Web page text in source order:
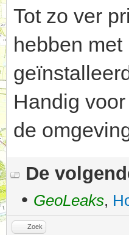
Tot zo ver
hebben
Handig
de
De
• GeoLeaks,
Zoek